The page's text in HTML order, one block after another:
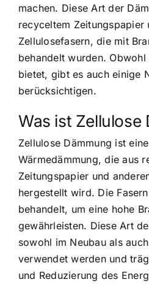
machen. Diese Art der
recyceltem Zeitungspapier
Zellulosefasern, die mit
behandelt wurden.
bietet, gibt es auch einige
berücksichtigen.
Was ist Zellulose
Zellulose Dämmung ist
Wärmedämmung, die aus
Zeitungspapier und
hergestellt wird. Die
behandelt, um eine hohe
gewährleisten. Diese Art
sowohl im Neubau als
verwendet werden und
und Reduzierung des